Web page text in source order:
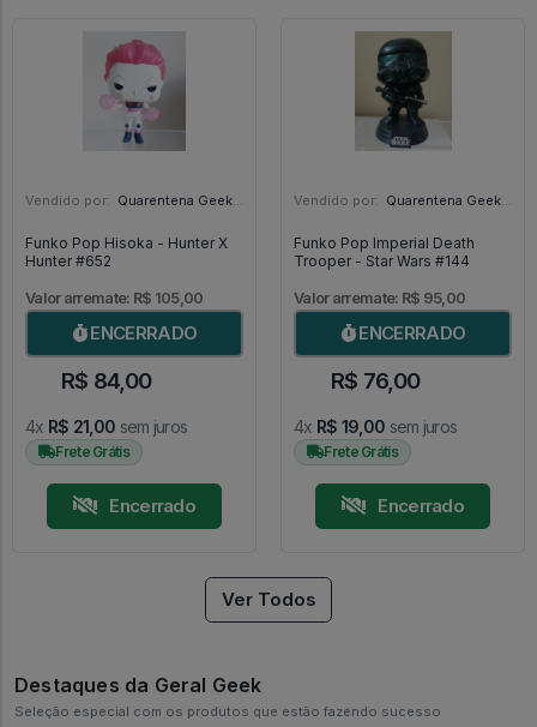
Vendido por: Quarentena Geek Store - SP
Funko Pop Hisoka - Hunter X
Hunter #652
Valor arremate: R$ 105,00
ENCERRADO
R$ 84,00
4x R$ 21,00 sem juros
Frete Grátis
Encerrado
Vendido por: Quarentena Geek Store - SP
Funko Pop Imperial Death
Trooper - Star Wars #144
Valor arremate: R$ 95,00
ENCERRADO
R$ 76,00
4x R$ 19,00 sem juros
Frete Grátis
Encerrado
Ver Todos
Destaques da Geral Geek
Seleção especial com os produtos que estão fazendo sucesso